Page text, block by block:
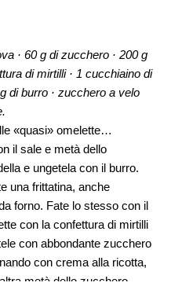
· 60 g di zucchero · 200 g
di mirtilli · 1 cucchiaino di
di burro · zucchero a velo
«quasi» omelette…
il sale e metà dello
e ungetela con il burro.
una frittatina, anche
forno. Fate lo stesso con il
con la confettura di mirtilli
con abbondante zucchero
con crema alla ricotta,
metà dello zucchero.